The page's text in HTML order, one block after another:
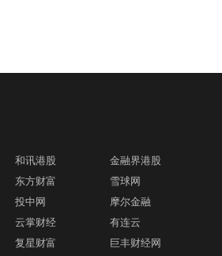
和讯港股
金融界港股
东方财富
雪球网
投中网
摩尔金融
云掌财经
有连云
复星财富
巨丰财经网